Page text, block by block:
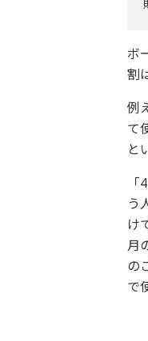
ボ
割
例
て
と
う
け
月
の
で